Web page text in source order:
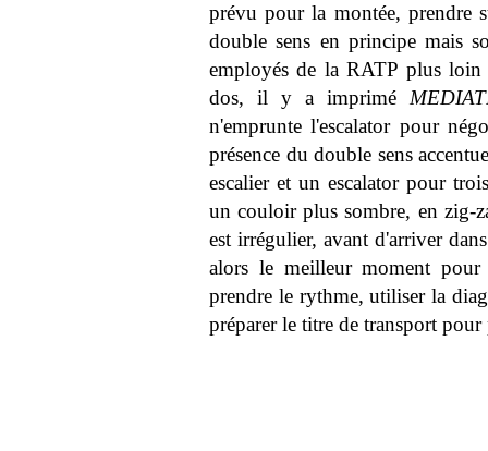
prévu pour la montée, prendre
double sens en principe mais
employés de la RATP plus loin
dos, il y a imprimé
n'emprunte l'escalator pour
présence du double sens
escalier et un escalator pour
un couloir plus sombre, en zig-
est irrégulier, avant d'arriver
alors le meilleur moment
prendre le rythme, utiliser la
préparer le titre de transport pour